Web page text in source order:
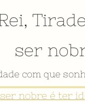
,
ser
com que
nobre é ter